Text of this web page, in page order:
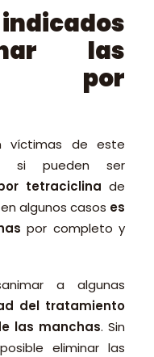
las
por
víctimas de este
si pueden ser
tetraciclina de
algunos casos es
por completo y
a algunas
del tratamiento
las manchas. Sin
eliminar las